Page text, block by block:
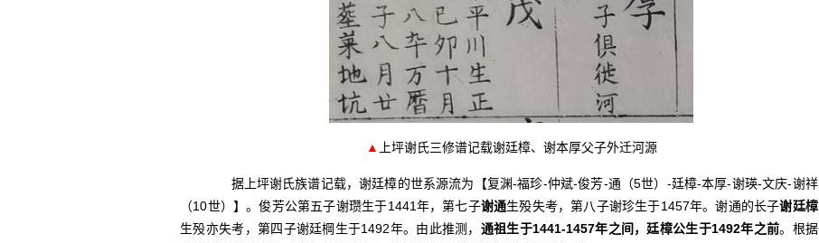
▲ 上坪谢氏三修谱记载谢廷樟、谢本厚父子外迁河源
据上坪谢氏族谱记载，谢廷樟的世系源流为【复渊-福珍-仲斌-俊芳-通（5世）-廷樟-本厚-谢瑛-文庆-谢祥
（10世）】。俊芳公第五子谢瓒生于1441年，第七子谢通生殁失考，第八子谢珍生于1457年。谢通的长子谢廷樟
生殁亦失考，第四子谢廷棡生于1492年。由此推测， 通祖生于1441-1457年之间，廷樟公生于1492年之前。根据